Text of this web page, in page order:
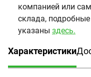
компанией или
склада,
указаны здесь.
Характеристики
(активная вкладка)